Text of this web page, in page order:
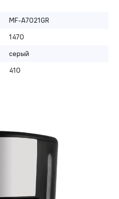
MF-A7021GR
1470
серый
410